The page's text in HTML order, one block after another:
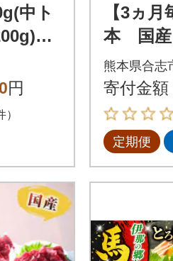
中ト
円
【3ヵ
本 国
トロ
回
熊本県合志
寄付金額
定期便